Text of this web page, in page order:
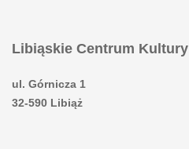
Libiąskie Centrum Kultury
ul. Górnicza 1
32-590 Libiąż